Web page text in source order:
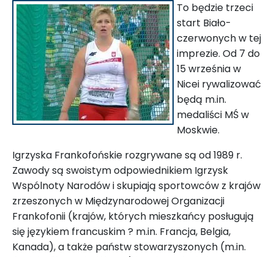
To będzie trzeci
start Biało-
czerwonych w tej
imprezie. Od 7 do
15 września w
Nicei rywalizować
będą m.in.
medaliści MŚ w
Moskwie.
Igrzyska Frankofońskie rozgrywane są od 1989 r.
Zawody są swoistym odpowiednikiem Igrzysk
Wspólnoty Narodów i skupiają sportowców z krajów
zrzeszonych w Międzynarodowej Organizacji
Frankofonii (krajów, których mieszkańcy posługują
się językiem francuskim ? m.in. Francja, Belgia,
Kanada), a także państw stowarzyszonych (m.in.